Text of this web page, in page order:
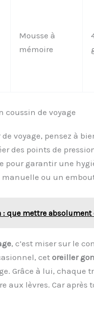
Mousse à
mémoire
coussin de voyage
voyage, pensez à
des points de
pour garantir une
ou un
: que mettre absolument
, c’est miser sur le
cet oreiller
Grâce à lui, chaque
aux lèvres. Car